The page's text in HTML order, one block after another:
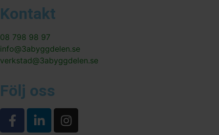
Kontakt
08 798 98 97
info@3abyggdelen.se
verkstad@3abyggdelen.se
Följ oss